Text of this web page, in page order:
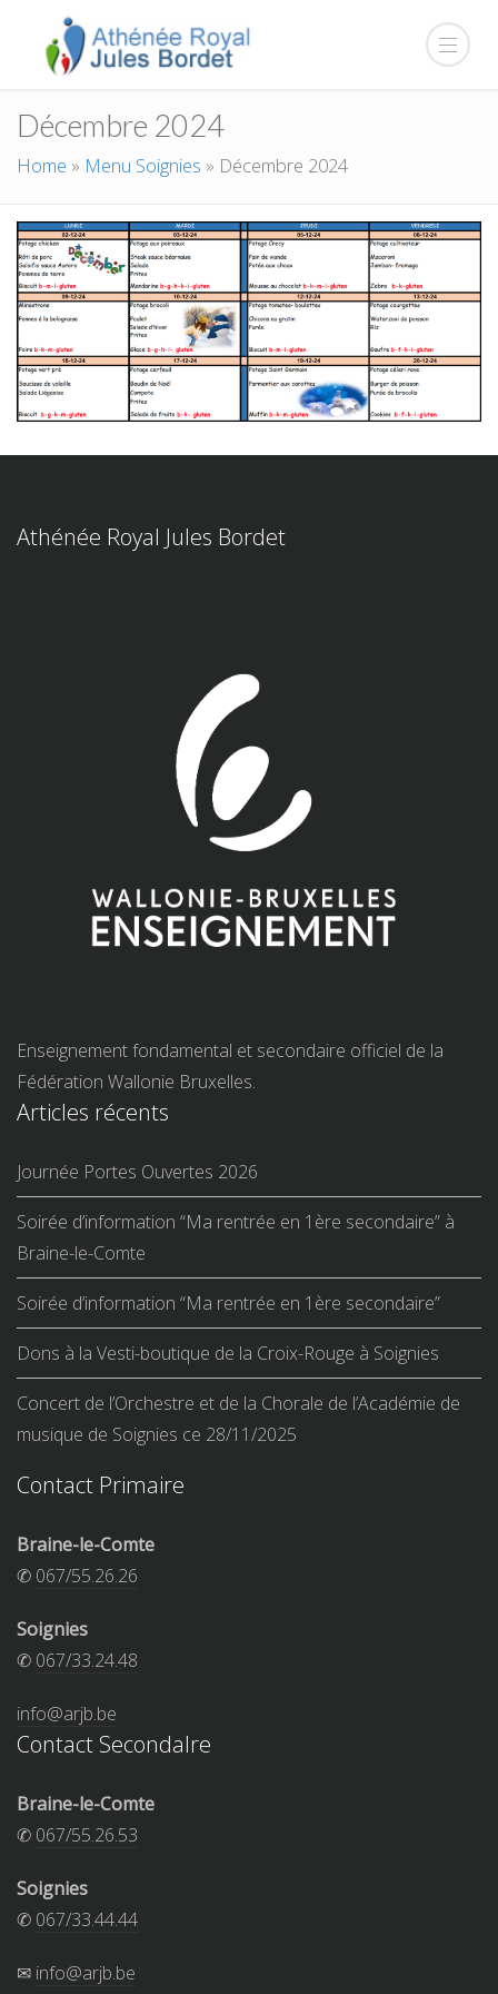
Décembre 2024
Home » Menu Soignies » Décembre 2024
Athénée Royal Jules Bordet
Enseignement fondamental et secondaire officiel de la
Fédération Wallonie Bruxelles.
Articles récents
Journée Portes Ouvertes 2026
Soirée d’information “Ma rentrée en 1ère secondaire” à
Braine-le-Comte
Soirée d’information “Ma rentrée en 1ère secondaire”
Dons à la Vesti-boutique de la Croix-Rouge à Soignies
Concert de l’Orchestre et de la Chorale de l’Académie de
musique de Soignies ce 28/11/2025
Contact Primaire
Braine-le-Comte
✆ 067/55.26.26
Soignies
✆ 067/33.24.48
info@arjb.be
Contact Secondalre
Braine-le-Comte
✆ 067/55.26.53
Soignies
✆ 067/33.44.44
✉ info@arjb.be